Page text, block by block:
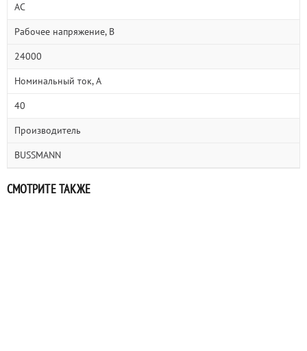
AC
Рабочее напряжение, В
24000
Номинальный ток, А
40
Производитель
BUSSMANN
СМОТРИТЕ ТАКЖЕ